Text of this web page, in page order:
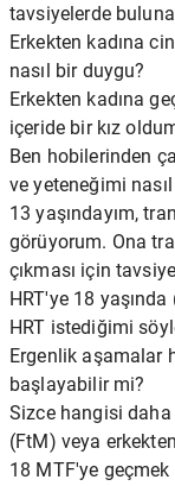
tavsiyelerde
Erkekten kadına
nasıl bir duygu?
Erkekten kadına
içeride bir kız
Ben hobilerinden
ve yeteneğimi
13 yaşındayım,
görüyorum. Ona
çıkması için
HRT'ye 18
HRT istediğimi
Ergenlik aşamalar
başlayabilir mi?
Sizce hangisi daha
(FtM) veya
18 MTF'ye